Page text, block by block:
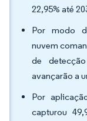
22,95% até
Por modo
nuvem
de
avançarão a
Por
capturou